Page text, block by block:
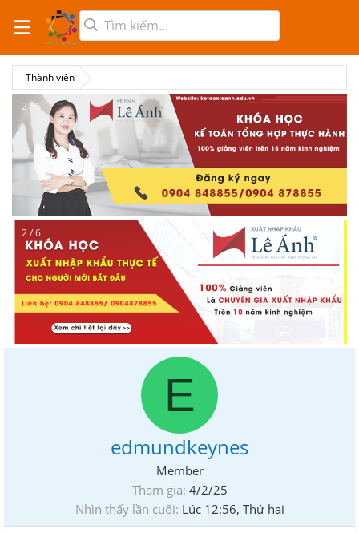
Thành viên
2 / 6
2 / 6
E
edmundkeynes
Member
Tham gia 4/2/25
Nhìn thấy lần cuối Lúc 12:56, Thứ hai